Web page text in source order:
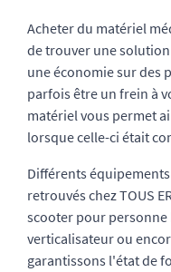
Acheter du matériel
de trouver une
une économie sur des
parfois être un frein à
matériel vous permet
lorsque celle-ci était
Différents
retrouvés chez TOUS
scooter pour
verticalisateur ou
garantissons l'état de